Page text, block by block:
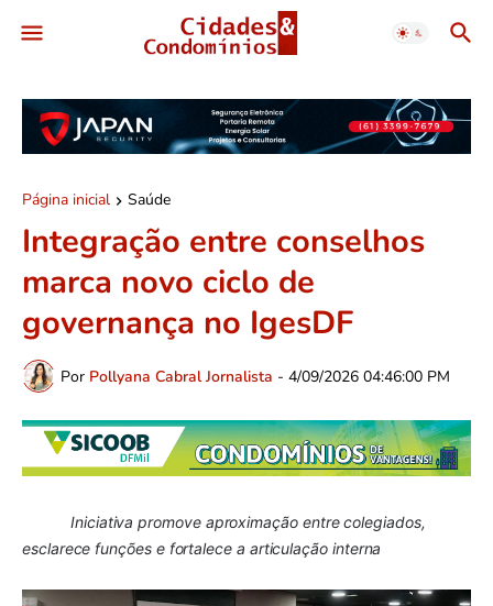
Página inicial Saúde
Integração entre conselhos
marca novo ciclo de
governança no IgesDF
Por Pollyana Cabral Jornalista - 4/09/2026 04:46:00 PM
Iniciativa promove aproximação entre colegiados,
esclarece funções e fortalece a articulação interna